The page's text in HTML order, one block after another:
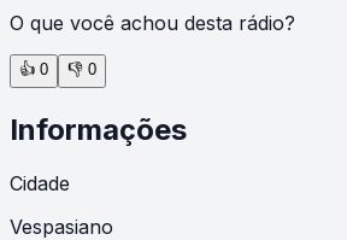
O que você achou desta rádio?
👍 0 👎 0
Informações
Cidade
Vespasiano